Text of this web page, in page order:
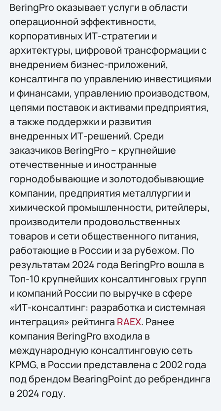
BeringPro оказывает услуги в области
операционной эффективности,
корпоративных ИТ-стратегии и
архитектуры, цифровой трансформации с
внедрением бизнес-приложений,
консалтинга по управлению инвестициями
и финансами, управлению производством,
цепями поставок и активами предприятия,
а также поддержки и развития
внедренных ИТ-решений. Среди
заказчиков BeringPro – крупнейшие
отечественные и иностранные
горнодобывающие и золотодобывающие
компании, предприятия металлургии и
химической промышленности, ритейлеры,
производители продовольственных
товаров и сети общественного питания,
работающие в России и за рубежом. По
результатам 2024 года BeringPro вошла в
Топ-10 крупнейших консалтинговых групп
и компаний России по выручке в сфере
«ИТ-консалтинг: разработка и системная
интеграция» рейтинга RAEX. Ранее
компания BeringPro входила в
международную консалтинговую сеть
KPMG, в России представлена с 2002 года
под брендом BearingPoint до ребрендинга
в 2024 году.